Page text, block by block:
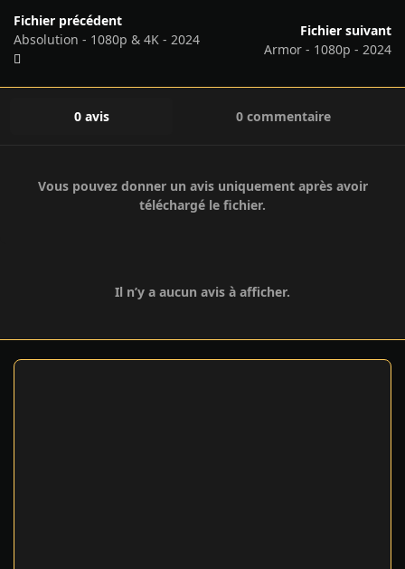
Fichier précédent
Absolution - 1080p & 4K - 2024
Fichier suivant
Armor - 1080p - 2024
0 avis 0 commentaire
Vous pouvez donner un avis uniquement après avoir
téléchargé le fichier.
Il n’y a aucun avis à afficher.